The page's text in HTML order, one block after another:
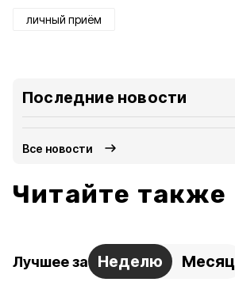
личный приём
Последние новости
Все новости
Читайте также
Лучшее за Неделю Месяц